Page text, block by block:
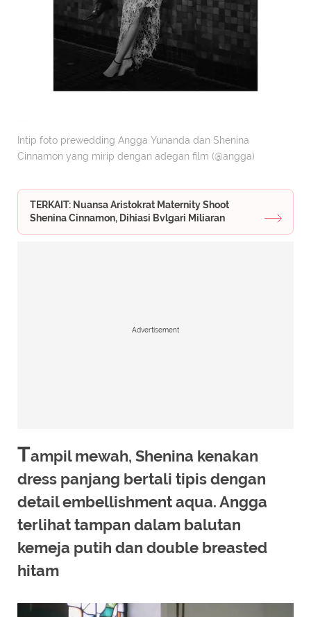
Intip foto prewedding Angga Yunanda dan Shenina
Cinnamon yang mirip dengan adegan film (@angga)
TERKAIT: Nuansa Aristokrat Maternity Shoot
Shenina Cinnamon, Dihiasi Bvlgari Miliaran
Advertisement
Tampil mewah, Shenina kenakan
dress panjang bertali tipis dengan
detail embellishment aqua. Angga
terlihat tampan dalam balutan
kemeja putih dan double breasted
hitam